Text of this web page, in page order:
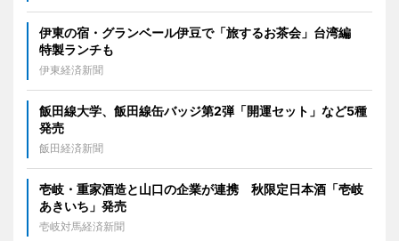
伊東の宿・グランベール伊豆で「旅するお茶会」台湾編
特製ランチも
伊東経済新聞
飯田線大学、飯田線缶バッジ第2弾「開運セット」など5種
発売
飯田経済新聞
壱岐・重家酒造と山口の企業が連携 秋限定日本酒「壱岐
あきいち」発売
壱岐対馬経済新聞